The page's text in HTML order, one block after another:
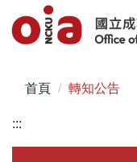
到
區
首頁 轉知公告
:::